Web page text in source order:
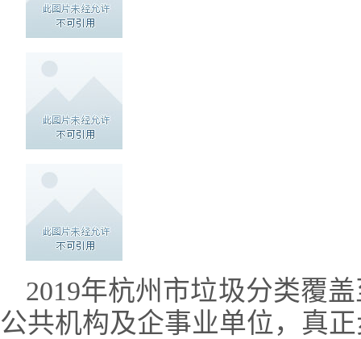
2019年杭州市垃圾分类覆
公共机构及企事业单位， 真